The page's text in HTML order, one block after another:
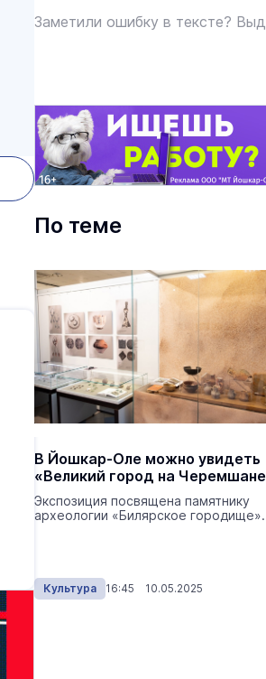
Заметили ошибку в тексте?
По теме
В Йошкар-Оле можно увидеть
«Великий город на
Экспозиция посвящена памятнику
археологии «Билярское городище».
Культура 16:45 10.05.2025